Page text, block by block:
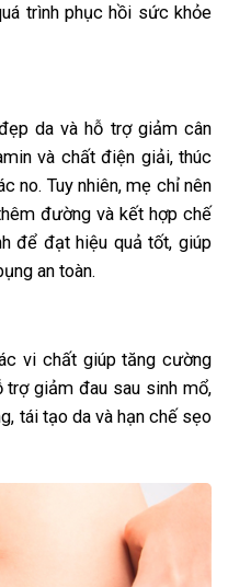
trình phục hồi sức khỏe
da và hỗ trợ giảm cân
và chất điện giải, thúc
no. Tuy nhiên, mẹ chỉ nên
đường và kết hợp chế
để đạt hiệu quả tốt, giúp
an toàn.
vi chất giúp tăng cường
trợ giảm đau sau sinh mổ,
tái tạo da và hạn chế sẹo